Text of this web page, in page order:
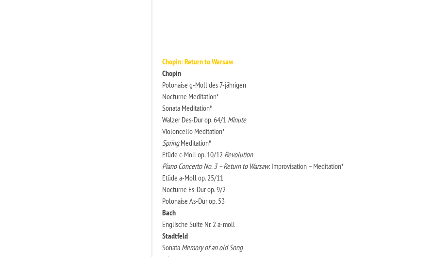
Chopin: Return to Warsaw
Chopin
Polonaise g-Moll des 7-jährigen
Nocturne Meditation*
Sonata Meditation*
Walzer Des-Dur op. 64/1 Minute
Violoncello Meditation*
SpringMeditation*
Etüde c-Moll op. 10/12 Revolution
Piano Concerto No. 3 – Return to Warsaw: Improvisation – Meditation*
Etüde a-Moll op. 25/11
Nocturne Es-Dur op. 9/2
Polonaise As-Dur op. 53
Bach
Englische Suite Nr. 2 a-moll
Stadtfeld
Sonata Memory of an old Song